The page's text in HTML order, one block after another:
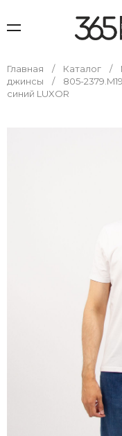
Главная Каталог
джинсы
805-
синий LUXOR